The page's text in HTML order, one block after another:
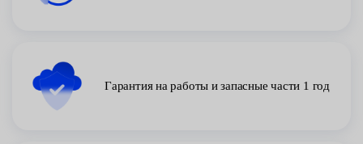
Гарантия на работы и запасные части 1 год